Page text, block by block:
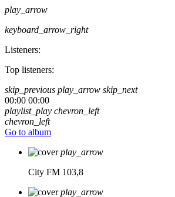
play_arrow
keyboard_arrow_right
Listeners:
Top listeners:
skip_previous play_arrow skip_next
00:00 00:00
playlist_play chevron_left
chevron_left
Go to album
play_arrow
City FM 103,8
play_arrow